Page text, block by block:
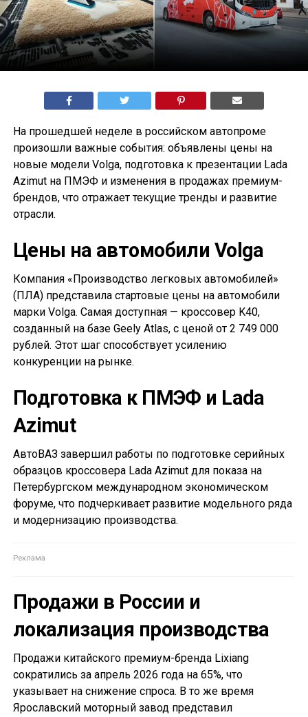
На прошедшей неделе в российском автопроме
произошли важные события: объявлены цены на
новые модели Volga, подготовка к презентации Lada
Azimut на ПМЭФ и изменения в продажах премиум-
брендов, что отражает текущие тренды и развитие
отрасли.
Цены на автомобили Volga
Компания «Производство легковых автомобилей»
(ПЛА) представила стартовые цены на автомобили
марки Volga. Самая доступная — кроссовер K40,
созданный на базе Geely Atlas, с ценой от 2 749 000
рублей. Этот шаг способствует усилению
конкуренции на рынке.
Подготовка к ПМЭФ и Lada
Azimut
АвтоВАЗ завершил работы по подготовке серийных
образцов кроссовера Lada Azimut для показа на
Петербургском международном экономическом
форуме, что подчеркивает развитие модельного ряда
и модернизацию производства.
Продажи в России и
локализация производства
Продажи китайского премиум-бренда Lixiang
сократились за апрель 2026 года на 65%, что
указывает на снижение спроса. В то же время
Ярославский моторный завод представил